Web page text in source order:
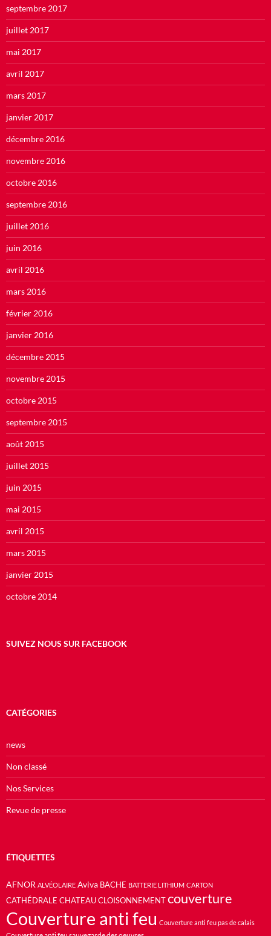
septembre 2017
juillet 2017
mai 2017
avril 2017
mars 2017
janvier 2017
décembre 2016
novembre 2016
octobre 2016
septembre 2016
juillet 2016
juin 2016
avril 2016
mars 2016
février 2016
janvier 2016
décembre 2015
novembre 2015
octobre 2015
septembre 2015
août 2015
juillet 2015
juin 2015
mai 2015
avril 2015
mars 2015
janvier 2015
octobre 2014
SUIVEZ NOUS SUR FACEBOOK
CATÉGORIES
news
Non classé
Nos Services
Revue de presse
ÉTIQUETTES
AFNOR ALVÉOLAIRE Aviva BACHE BATTERIE LITHIUM CARTON
CATHÉDRALE CHATEAU CLOISONNEMENT couverture
Couverture anti feu Couverture anti feu pas de calais